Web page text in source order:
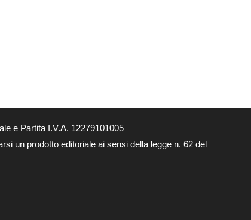
e Partita I.V.A. 12279101005
un prodotto editoriale ai sensi della legge n. 62 del